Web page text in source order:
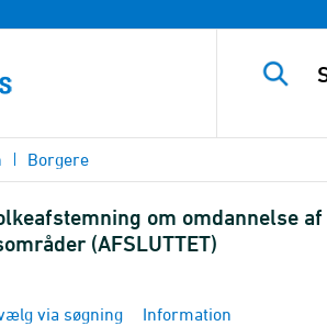
Borgere
om omdannelse
(AFSLUTTET)
via søgning Information